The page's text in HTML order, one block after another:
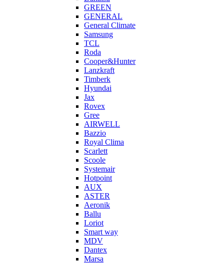
GREEN
GENERAL
General Climate
Samsung
TCL
Roda
Cooper&Hunter
Lanzkraft
Timberk
Hyundai
Jax
Rovex
Gree
AIRWELL
Bazzio
Royal Clima
Scarlett
Scoole
Systemair
Hotpoint
AUX
ASTER
Aeronik
Ballu
Loriot
Smart way
MDV
Dantex
Marsa